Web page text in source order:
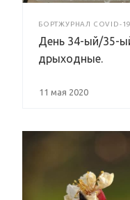
БОРТЖУРНАЛ COVID-19
День 34-ый/35-
дрыходные.
11 мая 2020